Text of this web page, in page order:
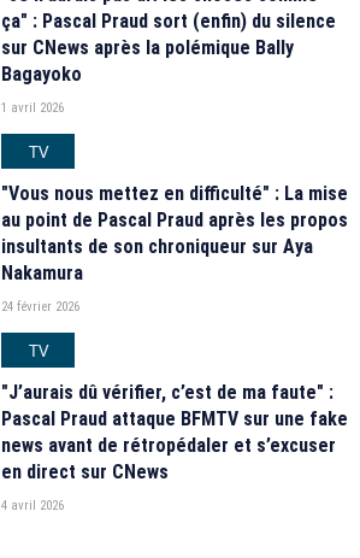
ça" : Pascal Praud sort (enfin) du silence
sur CNews après la polémique Bally
Bagayoko
1 avril 2026
TV
"Vous nous mettez en difficulté" : La mise
au point de Pascal Praud après les propos
insultants de son chroniqueur sur Aya
Nakamura
24 février 2026
TV
"J’aurais dû vérifier, c’est de ma faute" :
Pascal Praud attaque BFMTV sur une fake
news avant de rétropédaler et s’excuser
en direct sur CNews
4 avril 2026